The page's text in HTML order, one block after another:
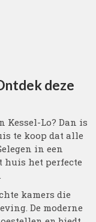
deze
Kessel-Lo? Dan is
te koop dat alle
in een
huis het perfecte
kamers die
De moderne